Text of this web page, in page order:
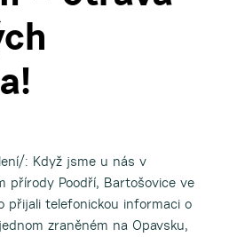
: Když jsme u nás v
přírody Poodří, Bartošovice ve
přijali telefonickou informaci o
zraněném na Opavsku,